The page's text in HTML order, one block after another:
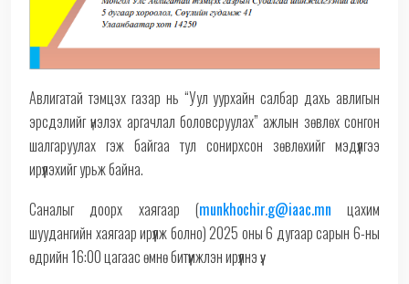
Авлигатай тэмцэх газар нь “Уул уурхайн салбар дахь авлигын
эрсдэлийг үнэлэх аргачлал боловсруулах” ажлын зөвлөх сонгон
шалгаруулах гэж байгаа тул сонирхсон зөвлөхийг мэдүүлгээ
ирүүлэхийг урьж байна.
Саналыг доорх хаягаар (munkhochir.g@iaac.mn цахим
шуудангийн хаягаар ирүүлж болно) 2025 оны 6 дугаар сарын 6-ны
өдрийн 16:00 цагаас өмнө битүүмжлэн ирүүлнэ үү.